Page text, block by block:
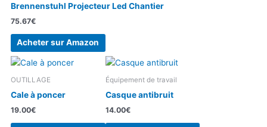
Brennenstuhl Projecteur Led Chantier
75.67€
Acheter sur Amazon
OUTILLAGE
Cale à poncer
19.00€
Équipement de travail
Casque antibruit
14.00€